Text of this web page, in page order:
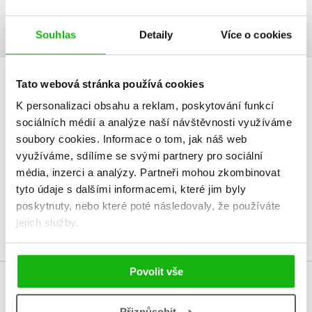
Souhlas Detaily Více o cookies
Tato webová stránka používá cookies
K personalizaci obsahu a reklam, poskytování funkcí
sociálních médií a analýze naší návštěvnosti využíváme
soubory cookies. Informace o tom, jak náš web
využíváme, sdílíme se svými partnery pro sociální
média, inzerci a analýzy. Partneři mohou zkombinovat
tyto údaje s dalšími informacemi, které jim byly
poskytnuty, nebo které poté následovaly, že používáte
jejich služby.
Povolit vše
fantazie a nechte se unášet.
HODNOCENÍ ČTENÁŘŮ
V současné době nejsou vytvořena žádná uživatelská hodnocení.
Vaše hodnocení
Uživatelskou recenzi mohou vkládat pouze registrovaní uživatelé
Přihlásit
MOHLO BY VÁS TAKÉ ZAJÍMAT